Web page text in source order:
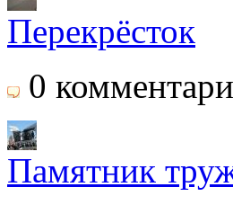
Перекрёсток
0
Памятник